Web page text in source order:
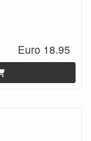
Euro 18.95